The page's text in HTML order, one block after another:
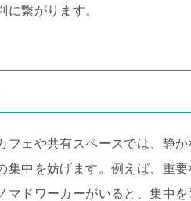
繋がります。
フェや共有スペースでは、静
集中を妨げます。例えば、重要
ドワーカーがいると、集中を